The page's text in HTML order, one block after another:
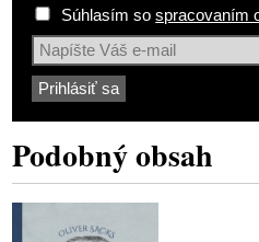
Súhlasím sospracovaním
Podobný obsah